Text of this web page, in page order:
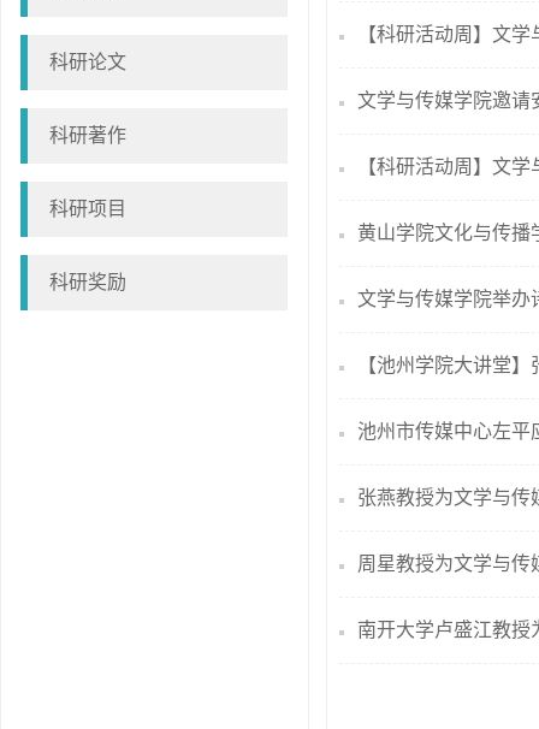
科研论文
科研著作
科研项目
科研奖励
【科研活动周】文
文学与传媒学院邀请
【科研活动周】文
黄山学院文化与传播
文学与传媒学院举办
【池州学院大讲堂
池州市传媒中心左平
张燕教授为文学与传
周星教授为文学与传
南开大学卢盛江教授